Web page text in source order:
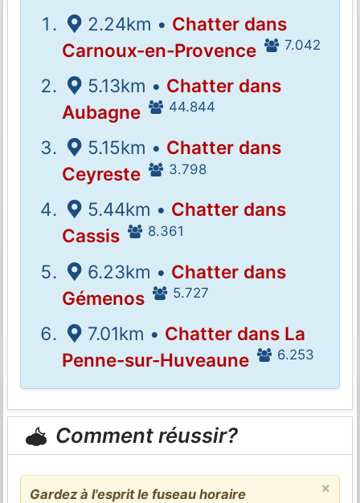
2.24km • Chatter dans
Carnoux-en-Provence
7.042
5.13km • Chatter dans
Aubagne
44.844
5.15km • Chatter dans
Ceyreste
3.798
5.44km • Chatter dans
Cassis
8.361
6.23km • Chatter dans
Gémenos
5.727
7.01km • Chatter dans La
Penne-sur-Huveaune
6.253
Comment réussir?
×
Gardez à l'esprit le fuseau horaire